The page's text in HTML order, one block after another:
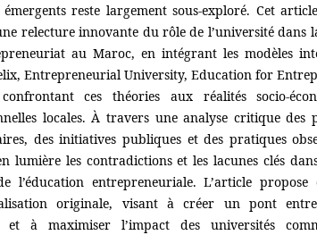
émergents reste largement sous-exploré. Cet
relecture innovante du rôle de l’université dans
au Maroc, en intégrant les modèles
Entrepreneurial University, Education for
ces théories aux réalités socio-
locales. À travers une analyse critique des
des initiatives publiques et des pratiques
lumière les contradictions et les lacunes clés
l’éducation entrepreneuriale. L’article propose
originale, visant à créer un pont
et à maximiser l’impact des universités